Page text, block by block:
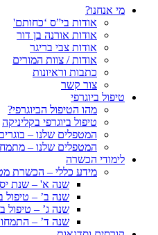
מי אנחנו?
אודות בי”ס ‘כחותם'
אודות אורנה בן דור
אודות צבי בריגר
אודות / צוות המורים
כתבות וראיונות
צור קשר
טיפול ביוגרפי
מהו הטיפול הביוגרפי?
טיפול ביוגרפי בקליניקה
המטפלים שלנו –
המטפלים שלנו –
לימודי הכשרה
מידע כללי – הכשרת
שנה א' – שנת
שנה ב’ – טיפול
שנה ג’ – טיפול
שנה ד’ –